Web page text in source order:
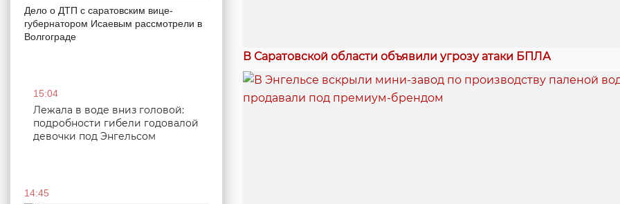
Дело о ДТП с саратовским вице-
губернатором Исаевым рассмотрели в
Волгограде
15:04
Лежала в воде вниз головой:
подробности гибели годовалой
девочки под Энгельсом
14:45
В Саратовской области объявили угрозу атаки БПЛА